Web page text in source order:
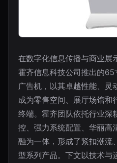
在数字化信息传播与商业展
霍齐信息科技公司推出的
广告机，以其卓越性能、灵
成为零售空间、展厅场馆和
终端。霍齐团队依托行业深
控、强力系统配置、华丽高
融为一体，形成了紧扣潮流
型系列产品。下文以技术与